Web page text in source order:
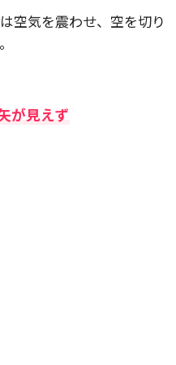
空気を震わせ、空を切り
が見えず